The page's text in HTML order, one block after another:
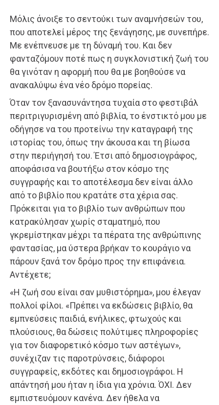
Μόλις άνοιξε το σεντούκι των αναμνήσεών του,
που αποτελεί μέρος της ξενάγησης, με συνεπήρε.
Με ενέπνευσε με τη δύναμή του. Και δεν
φανταζόμουν ποτέ πως η συγκλονιστική ζωή του
θα γινόταν η αφορμή που θα με βοηθούσε να
ανακαλύψω ένα νέο δρόμο πορείας.
Όταν τον ξανασυνάντησα τυχαία στο φεστιβάλ
περιτριγυρισμένη από βιβλία, το ένστικτό μου με
οδήγησε να του προτείνω την καταγραφή της
ιστορίας του, όπως την άκουσα και τη βίωσα
στην περιήγησή του. Έτσι από δημοσιογράφος,
αποφάσισα να βουτήξω στον κόσμο της
συγγραφής και το αποτέλεσμα δεν είναι άλλο
από το βιβλίο που κρατάτε στα χέρια σας.
Πρόκειται για το βιβλίο των ανθρώπων που
κατρακύλησαν χωρίς σταματημό, που
γκρεμίστηκαν μέχρι τα πέρατα της ανθρώπινης
φαντασίας, μα ύστερα βρήκαν το κουράγιο να
πάρουν ξανά τον δρόμο προς την επιφάνεια.
Αντέχετε;
«Η ζωή σου είναι σαν μυθιστόρημα», μου έλεγαν
πολλοί φίλοι. «Πρέπει να εκδώσεις βιβλίο, θα
εμπνεύσεις παιδιά, ενήλικες, φτωχούς και
πλούσιους, θα δώσεις πολύτιμες πληροφορίες
για τον διαφορετικό κόσμο των αστέγων»,
συνέχιζαν τις παροτρύνσεις, διάφοροι
συγγραφείς, εκδότες και δημοσιογράφοι. Η
απάντησή μου ήταν η ίδια για χρόνια. ΌΧΙ. Δεν
εμπιστευόμουν κανένα. Δεν ήθελα να